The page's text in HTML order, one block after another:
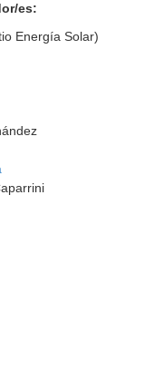
es:
Energía Solar)